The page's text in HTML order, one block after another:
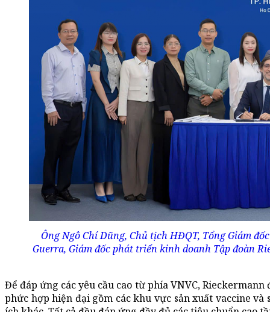
Ông Ngô Chí Dũng, Chủ tịch HĐQT, Tổng Giám
Guerra, Giám đốc phát triển kinh doanh Tập đoàn
Để đáp ứng các yêu cầu cao từ phía VNVC,
phức hợp hiện đại gồm các khu vực sản xuất vaccine